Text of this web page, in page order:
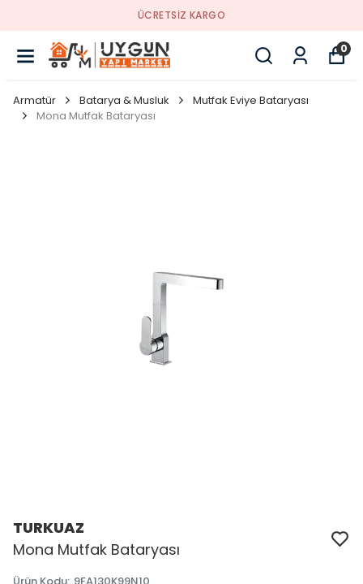
0
Armatür Batarya & Musluk
Mutfak Eviye Bataryası
Mona Mutfak Bataryası
TURKUAZ
Mona Mutfak Bataryası